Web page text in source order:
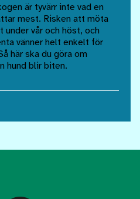
är tyvärr inte vad en
mest. Risken att möta
under vår och höst, och
vänner helt enkelt för
här ska du göra om
hund blir biten.